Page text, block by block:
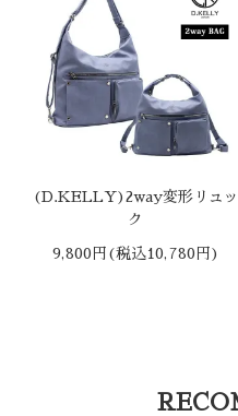
(D.KELLY)2way変形リュッ
ク
9,800円(税込10,780円)